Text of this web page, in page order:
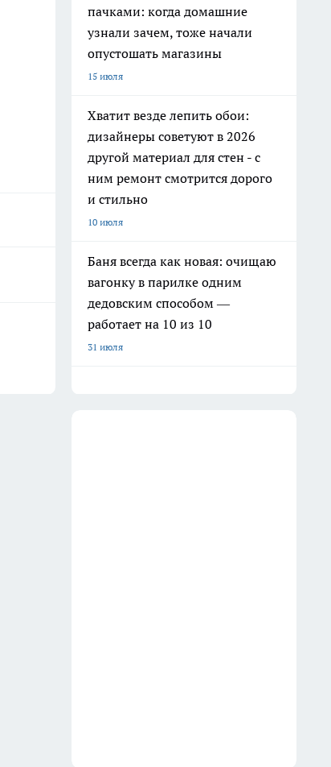
пачками: когда домашние
узнали зачем, тоже начали
опустошать магазины
15 июля
Хватит везде лепить обои:
дизайнеры советуют в 2026
другой материал для стен - с
ним ремонт смотрится дорого
и стильно
10 июля
Баня всегда как новая: очищаю
вагонку в парилке одним
дедовским способом —
работает на 10 из 10
31 июля